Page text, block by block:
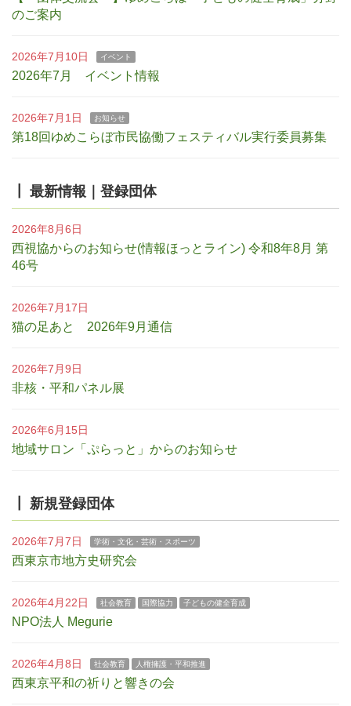
のご案内
2026年7月10日 イベント
2026年7月 イベント情報
2026年7月1日 お知らせ
第18回ゆめこらぼ市民協働フェスティバル実行委員募集
┃ 最新情報｜登録団体
2026年8月6日
西視協からのお知らせ(情報ほっとライン) 令和8年8月 第
46号
2026年7月17日
猫の足あと 2026年9月通信
2026年7月9日
非核・平和パネル展
2026年6月15日
地域サロン「ぷらっと」からのお知らせ
┃ 新規登録団体
2026年7月7日 学術・文化・芸術・スポーツ
西東京市地方史研究会
2026年4月22日 社会教育 国際協力 子どもの健全育成
NPO法人 Megurie
2026年4月8日 社会教育 人権擁護・平和推進
西東京平和の祈りと響きの会